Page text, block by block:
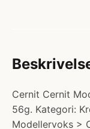
Cernit Cernit
56g. Kategori:
Modellervoks >